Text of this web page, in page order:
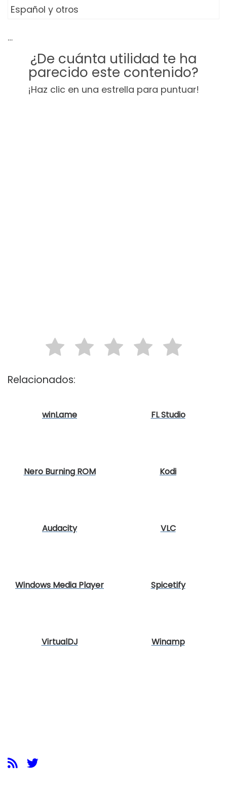
Español y otros
…
¿De cuánta utilidad te ha
parecido este contenido?
¡Haz clic en una estrella para puntuar!
Relacionados:
winLame FL Studio
Nero Burning ROM Kodi
Audacity VLC
Windows Media Player Spicetify
VirtualDJ Winamp